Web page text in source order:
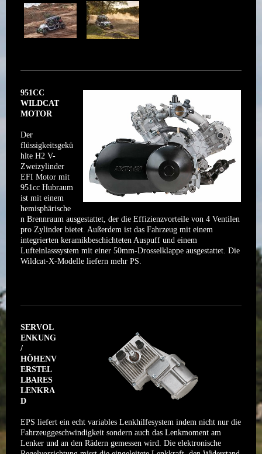
951CC
WILDCAT
MOTOR
Der
flüssigkeitsgekü
hlte H2 V-
Zweizylinder
EFI Motor mit
951cc Hubraum
ist mit einem
hemisphärische
n Brennraum ausgestattet, der die Effizienzvorteile von 4 Ventilen
pro Zylinder bietet. Außerdem ist das Fahrzeug mit einem
integrierten keramikbeschichteten Auspuff und einem
Lufteinlasssystem mit einer 50mm-Drosselklappe ausgestattet. Die
Wildcat-X-Modelle liefern mehr PS.
SERVOL
ENKUNG
/
HÖHENV
ERSTEL
LBARES
LENKRA
D
EPS liefert ein echt variables Lenkhilfesystem indem nicht nur die
Fahrzeuggeschwindigkeit sondern auch das Lenkmoment am
Lenker und an den Rädern gemessen wird. Die elektronische